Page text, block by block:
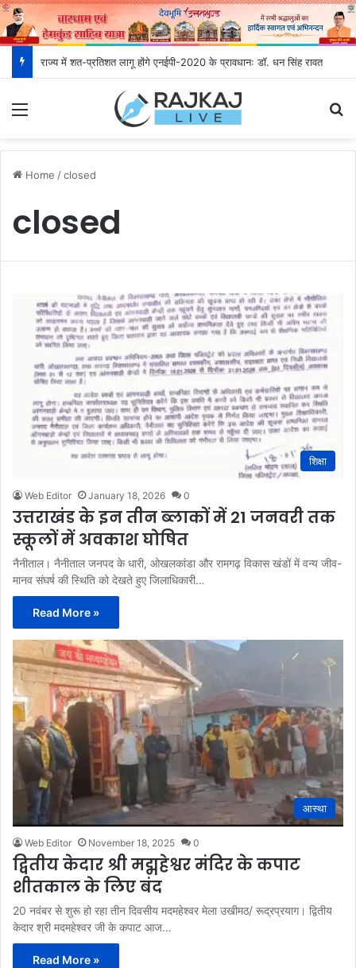
राज्य में शत-प्रतिशत लागू होंगे एनईपी-2020 के प्रावधानः डाॅ. धन सिंह रावत
Home /closed
closed
शिक्षा
Web Editor January 18, 2026 0
उत्तराखंड के इन तीन ब्लाकों में 21 जनवरी तक
स्कूलों में अवकाश घोषित
नैनीताल। नैनीताल जनपद के धारी, ओखलकांडा और रामगढ़ विकास खंडों में वन्य जीव-
मानव संघर्ष की स्थिति को देखते हुए जिलाधिकारी…
Read More »
आस्था
Web Editor November 18, 2025 0
द्वितीय केदार श्री मद्महेश्वर मंदिर के कपाट
शीतकाल के लिए बंद
20 नवंबर से शुरू हो रहा तीन दिवसीय मदमहेश्वर मेला उखीमठ/ रूद्रप्रयाग। द्वितीय
केदार श्री मदमहेश्वर जी के कपाट आज…
Read More »